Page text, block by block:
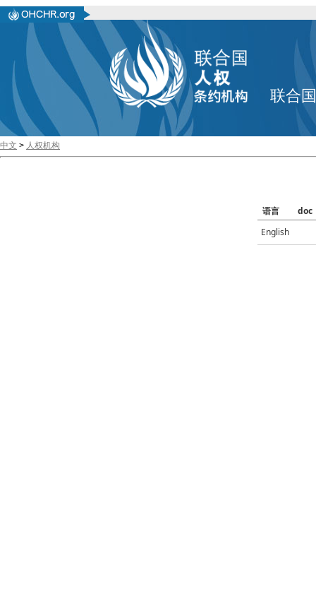
联合
中文 > 人权机构
语言
doc
English